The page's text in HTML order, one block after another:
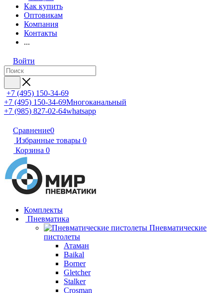
Как купить
Оптовикам
Компания
Контакты
...
Войти
+7 (495) 150-34-69
+7 (495) 150-34-69Многоканальный
+7 (985) 827-02-64whatsapp
Сравнение0
Избранные товары 0
Корзина 0
Комплекты
Пневматика
Пневматические
пистолеты
Атаман
Baikal
Borner
Gletcher
Stalker
Crosman